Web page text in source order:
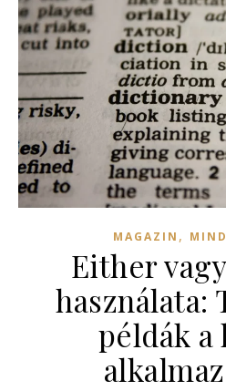
MAGAZIN ,
Either
használata:
példák a